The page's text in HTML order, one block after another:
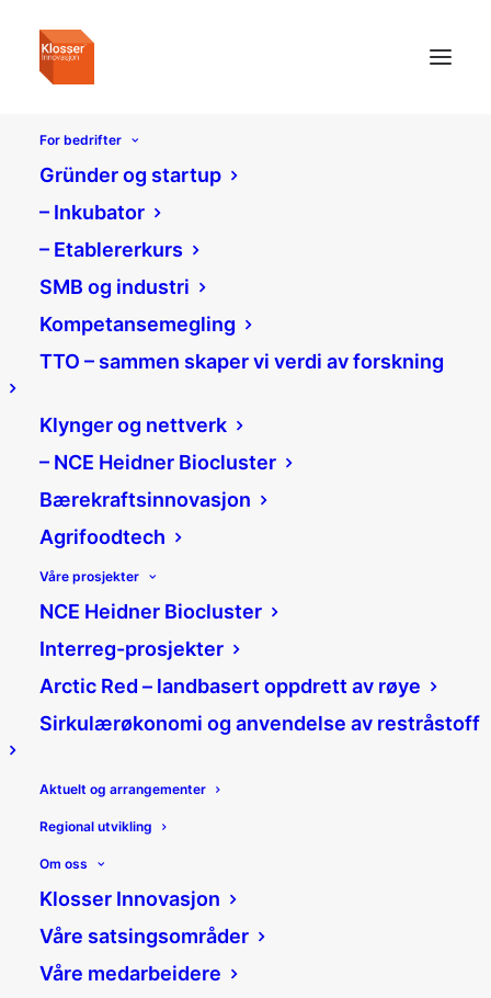
For bedrifter
Gründer og startup
– Inkubator
– Etablererkurs
SMB og industri
Kompetansemegling
TTO – sammen skaper vi verdi av forskning
Klynger og nettverk
– NCE Heidner Biocluster
Bærekraftsinnovasjon
Agrifoodtech
Våre prosjekter
NCE Heidner Biocluster
Interreg-prosjekter
Arctic Red – landbasert oppdrett av røye
Sirkulærøkonomi og anvendelse av restråstoff
Aktuelt og arrangementer
Regional utvikling
Om oss
Klosser Innovasjon
Våre satsingsområder
Våre medarbeidere
Vis på forsiden
Hele Klosser Innovasjon er
Miljøfyrtårnsertifisert
Klosser Innovasjon er Miljøfyrtårnsertifisert;
et anerkjent bevis på at virksomheten
jobber…